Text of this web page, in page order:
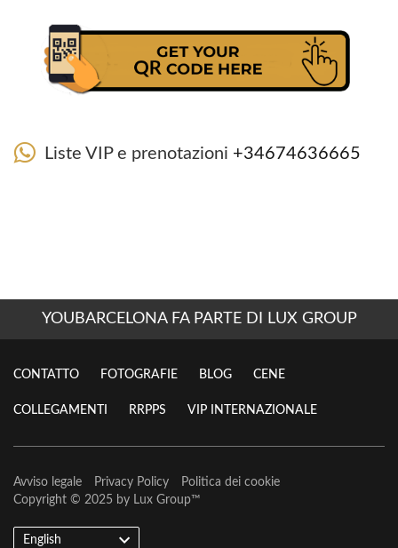
Liste VIP e prenotazioni +34674636665
YOUBARCELONA FA PARTE DI LUX GROUP
CONTATTO FOTOGRAFIE BLOG CENE
COLLEGAMENTI RRPPS VIP INTERNAZIONALE
Avviso legale Privacy Policy
Politica dei cookie
Copyright © 2025 by Lux Group™
English